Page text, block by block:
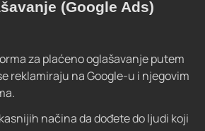
(Google Ads)
za plaćeno oglašavanje putem
reklamiraju naGoogle-u i njegovim
načina da dođete do ljudi koji